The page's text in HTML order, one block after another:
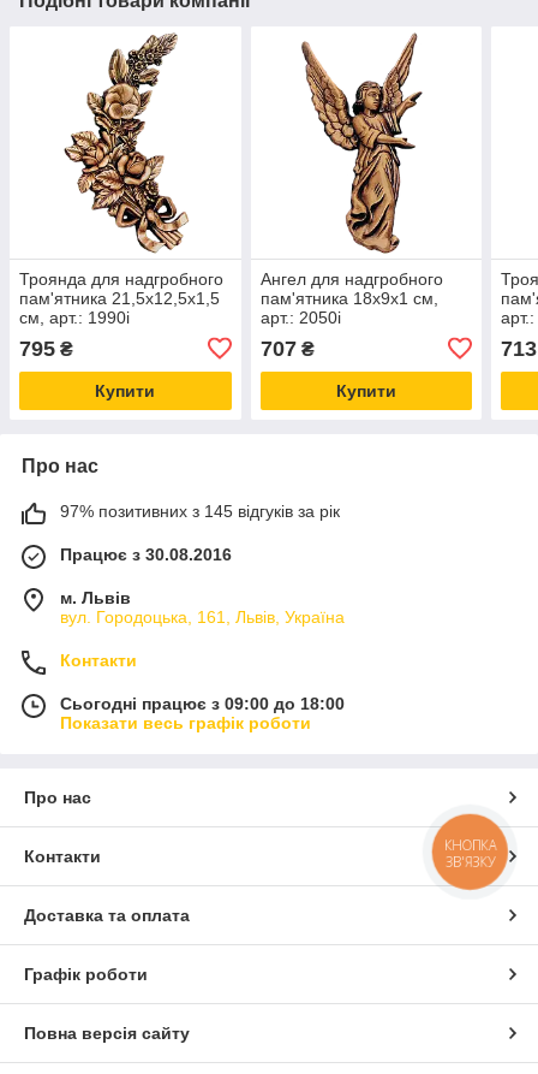
Троянда для надгробного
пам'ятника 21,5х12,5x1,5
см, арт.: 1990i
795 ₴
Купити
Ангел для надгробного
пам'ятника 18х9x1 см,
арт.: 2050i
707₴
Купити
713
Про нас
97% позитивних з 145 відгуків за рік
Працює з 30.08.2016
м. Львів
вул. Городоцька, 161, Львів, Україна
Контакти
Сьогодні працює з 09:00 до 18:00
Показати весь графік роботи
Про нас
Контакти
Доставка та оплата
Графік роботи
Повна версія сайту
КНОПКА
ЗВ'ЯЗКУ